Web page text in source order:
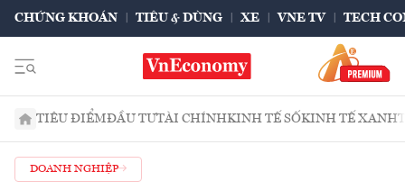
CHỨNG KHOÁN TIÊU & DÙNG XE VNE TV TECH
TIÊU ĐIỂMĐẦU TƯTÀI CHÍNHKINH TẾ SỐKINH TẾ XANH
DOANH NGHIỆP